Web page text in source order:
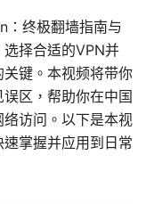
：终极翻墙指南与
择合适的VPN并
键。本视频将带你
区，帮助你在中国
访问。以下是本视
掌握并应用到日常